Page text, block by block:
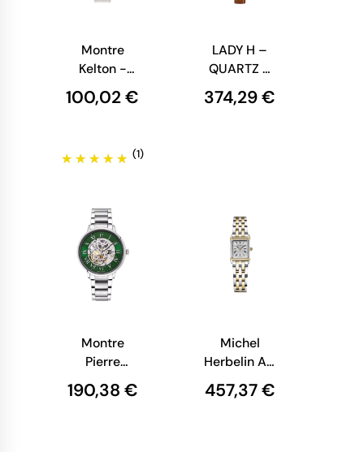
Montre
Kelton -
Colorama
Argent
100,02 €
(1)
LADY H –
QUARTZ –
ACIER & PVD
OR CUIR
374,29 €
Montre
Pierre
Lannier
Automatic
190,38 €
Michel
Herbelin Art
Déco Quartz
Bicolore
457,37 €